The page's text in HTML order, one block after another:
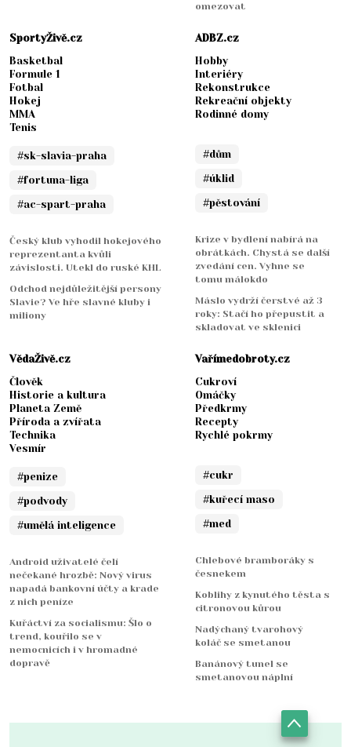
omezovat
SportyŽivě.cz
Basketbal
Formule 1
Fotbal
Hokej
MMA
Tenis
#sk-slavia-praha
#fortuna-liga
#ac-spart-praha
Český klub vyhodil hokejového
reprezentanta kvůli
závislosti. Utekl do ruské KHL
Odchod nejdůležitější persony
Slavie? Ve hře slavné kluby i
miliony
ADBZ.cz
Hobby
Interiéry
Rekonstrukce
Rekreační objekty
Rodinné domy
#dům
#úklid
#pěstování
Krize v bydlení nabírá na
obrátkách. Chystá se další
zvedání cen. Vyhne se
tomu málokdo
Máslo vydrží čerstvé až 3
roky: Stačí ho přepustit a
skladovat ve sklenici
VědaŽivě.cz
Člověk
Historie a kultura
Planeta Země
Příroda a zvířata
Technika
Vesmír
#penize
#podvody
#umělá inteligence
Android uživatelé čelí
nečekané hrozbě: Nový virus
napadá bankovní účty a krade
z nich peníze
Kuřáctví za socialismu: Šlo o
trend, kouřilo se v
nemocnicích i v hromadné
dopravě
Vařímedobroty.cz
Cukroví
Omáčky
Předkrmy
Recepty
Rychlé pokrmy
#cukr
#kuřecí maso
#med
Chlebové bramboráky s
česnekem
Koblihy z kynutého těsta s
citronovou kůrou
Nadýchaný tvarohový
koláč se smetanou
Banánový tunel se
smetanovou náplní